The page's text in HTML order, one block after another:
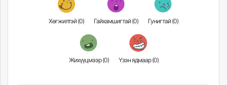
Хөгжилтэй (0) Гайхамшигтай (0) Гунигтай (0)
Жихүүцмээр (0) Үзэн ядмаар (0)